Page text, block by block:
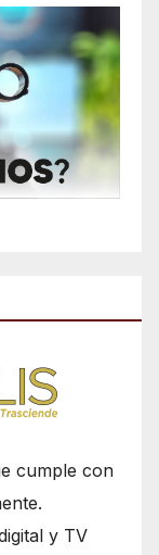
cumple con
y TV